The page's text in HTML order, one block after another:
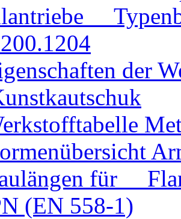
der
für
(EN 558-1)